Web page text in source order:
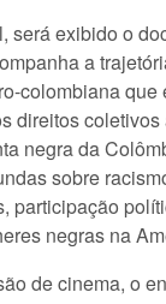
será exibido o
a
colombiana que
direitos coletivos
negra da
sobre
participação
negras na
de cinema, o